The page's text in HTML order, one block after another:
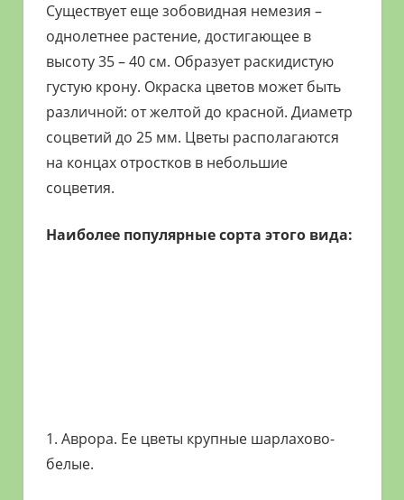
Существует еще зобовидная немезия –
однолетнее растение, достигающее в
высоту 35 – 40 см. Образует раскидистую
густую крону. Окраска цветов может быть
различной: от желтой до красной. Диаметр
соцветий до 25 мм. Цветы располагаются
на концах отростков в небольшие
соцветия.
Наиболее популярные сорта этого вида:
1. Аврора. Ее цветы крупные шарлахово-
белые.